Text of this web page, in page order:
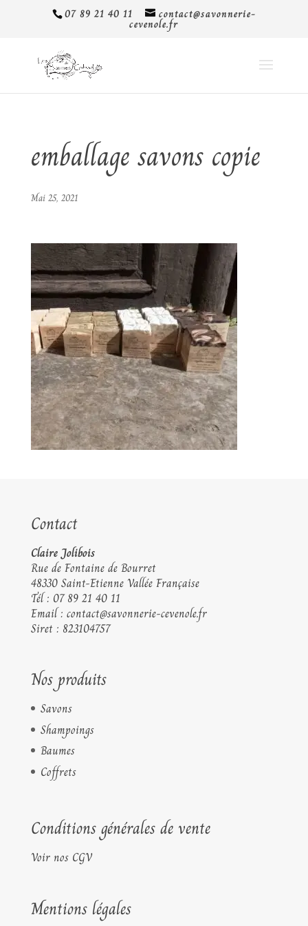
07 89 21 40 11 contact@savonnerie-
cevenole.fr
emballage savons copie
Mai 25, 2021
Contact
Claire Jolibois
Rue de Fontaine de Bourret
48330 Saint-Etienne Vallée Française
Tél : 07 89 21 40 11
Email : contact@savonnerie-cevenole.fr
Siret : 823104757
Nos produits
Savons
Shampoings
Baumes
Coffrets
Conditions générales de vente
Voir nos CGV
Mentions légales